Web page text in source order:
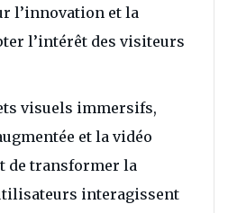
l’innovation et la
l’intérêt des visiteurs
visuels immersifs,
et la vidéo
de transformer la
interagissent